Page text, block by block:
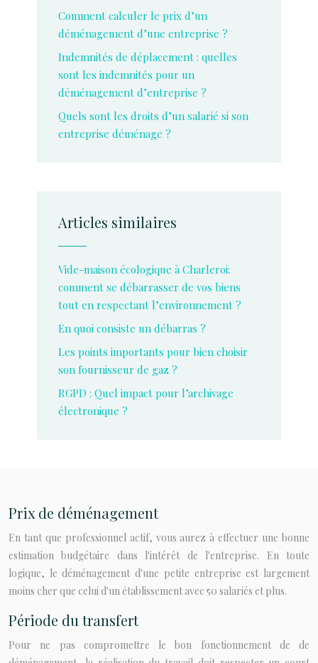
Comment calculer le prix d’un
déménagement d’une entreprise ?
Indemnités de déplacement : quelles
sont les indemnités pour un
déménagement d’entreprise ?
Quels sont les droits d’un salarié si son
entreprise déménage ?
Articles similaires
Vide-maison écologique à Charleroi:
comment se débarrasser de vos biens
tout en respectant l’environnement ?
En quoi consiste un débarras ?
Les points importants pour bien choisir
son fournisseur de gaz ?
RGPD : Quel impact pour l’archivage
électronique ?
Prix de déménagement
En tant que professionnel actif, vous aurez à effectuer une bonne
estimation budgétaire dans l'intérêt de l'entreprise. En toute
logique, le déménagement d'une petite entreprise est largement
moins cher que celui d'un établissement avec 50 salariés et plus.
Période du transfert
Pour ne pas compromettre le bon fonctionnement de de